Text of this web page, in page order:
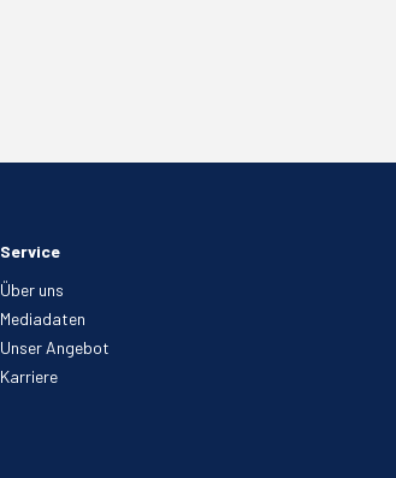
Service
Über uns
Mediadaten
Unser Angebot
Karriere